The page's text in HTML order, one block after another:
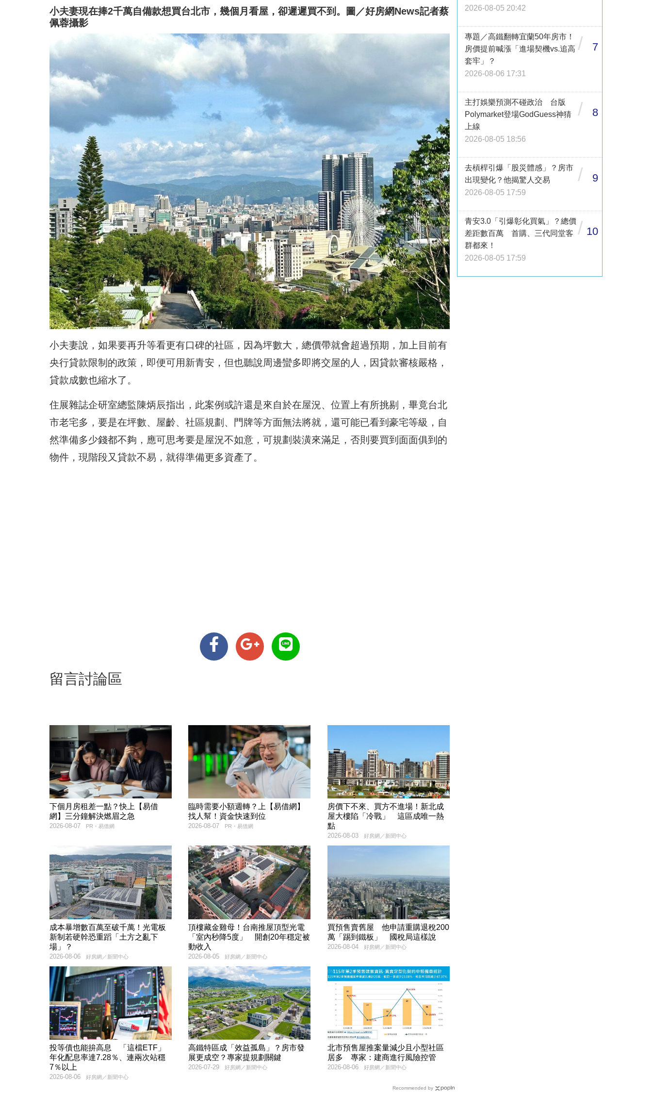
小夫妻現在捧2千萬自備款想買台北市，幾個月看屋，卻遲遲買不到。圖／好房網News記者蔡
佩蓉攝影
小夫妻說，如果要再升等看更有口碑的社區，因為坪數大，總價帶就會超過預期，加上目前有
央行貸款限制的政策，即便可用新青安，但也聽說周邊蠻多即將交屋的人，因貸款審核嚴格，
貸款成數也縮水了。
住展雜誌企研室總監陳炳辰指出，此案例或許還是來自於在屋況、位置上有所挑剔，畢竟台北
市老宅多，要是在坪數、屋齡、社區規劃、門牌等方面無法將就，還可能已看到豪宅等級，自
然準備多少錢都不夠，應可思考要是屋況不如意，可規劃裝潢來滿足，否則要買到面面俱到的
物件，現階段又貸款不易，就得準備更多資產了。
留言討論區
下個月房租差一點？快上【易借
網】三分鐘解決燃眉之急
PR・易借網
2026-08-07
臨時需要小額週轉？上【易借網】
找人幫！資金快速到位
PR・易借網
2026-08-07
房價下不來、買方不進場！新北成
屋大樓陷「冷戰」 這區成唯一熱
點
好房網／新聞中心
2026-08-03
成本暴增數百萬至破千萬！光電板
新制若硬幹恐重蹈「土方之亂下
場」？
好房網／新聞中心
2026-08-06
頂樓藏金雞母！台南推屋頂型光電
「室內秒降5度」 開創20年穩定被
動收入
好房網／新聞中心
2026-08-05
買預售賣舊屋 他申請重購退稅200
萬「踢到鐵板」 國稅局這樣說
好房網／新聞中心
2026-08-04
投等債也能拚高息 「這檔ETF」
年化配息率達7.28％、連兩次站穩
7％以上
好房網／新聞中心
2026-08-06
高鐵特區成「效益孤島」？房市發
展更成空？專家提規劃關鍵
好房網／新聞中心
2026-07-29
北市預售屋推案量減少且小型社區
居多 專家：建商進行風險控管
好房網／新聞中心
2026-08-06
Recommended by
2026-08-05 20:42
專題／高鐵翻轉宜蘭50年房市！
房價提前喊漲「進場契機vs.追高
套牢」？
2026-08-06 17:31
/ 7
主打娛樂預測不碰政治 台版
Polymarket登場GodGuess神猜
上線
2026-08-05 18:56
/ 8
去槓桿引爆「股災體感」？房市
出現變化？他揭驚人交易
2026-08-05 17:59
/ 9
青安3.0「引爆彰化買氣」？總價
差距數百萬 首購、三代同堂客
群都來！
2026-08-05 17:59
/ 10